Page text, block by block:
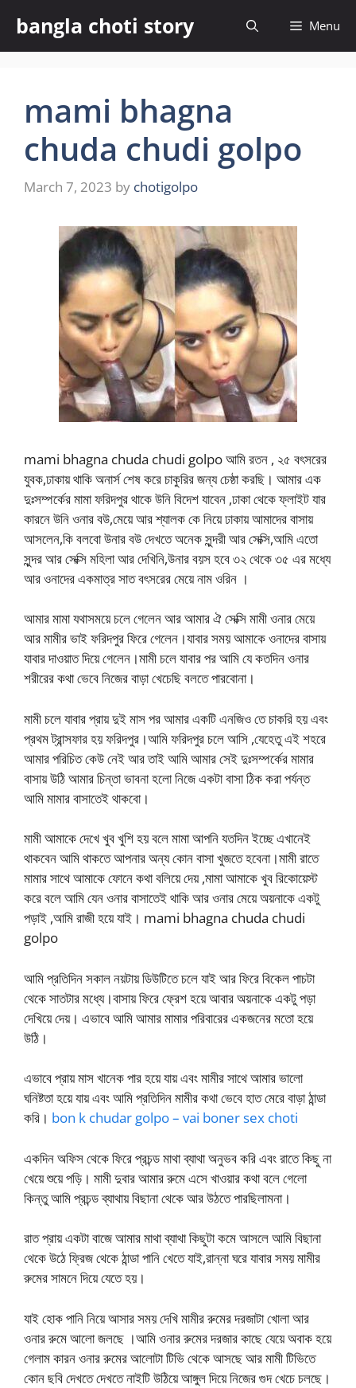
content
bangla choti story Menu
mami bhagna
chuda chudi golpo
March 7, 2023 by chotigolpo
mami bhagna chuda chudi golpo আমি রতন , ২৫ বৎসরের
যুবক,ঢাকায় থাকি অনার্স শেষ করে চাকুরির জন্য চেষ্ঠা করছি। আমার এক
দুঃসম্পর্কের মামা ফরিদপুর থাকে উনি বিদেশ যাবেন ,ঢাকা থেকে ফ্লাইট যার
কারনে উনি ওনার বউ,মেয়ে আর শ্যালক কে নিয়ে ঢাকায় আমাদের বাসায়
আসলেন,কি বলবো উনার বউ দেখতে অনেক সুন্দরী আর সেক্সি,আমি এতো
সুন্দর আর সেক্সি মহিলা আর দেখিনি,উনার বয়স হবে ৩২ থেকে ৩৫ এর মধ্যে
আর ওনাদের একমাত্র সাত বৎসরের মেয়ে নাম ওরিন ।
আমার মামা যথাসময়ে চলে গেলেন আর আমার ঐ সেক্সি মামী ওনার মেয়ে
আর মামীর ভাই ফরিদপুর ফিরে গেলেন।যাবার সময় আমাকে ওনাদের বাসায়
যাবার দাওয়াত দিয়ে গেলেন।মামী চলে যাবার পর আমি যে কতদিন ওনার
শরীরের কথা ভেবে নিজের বাড়া খেচেছি বলতে পারবোনা।
মামী চলে যাবার প্রায় দুই মাস পর আমার একটি এনজিও তে চাকরি হয় এবং
প্রথম ট্রান্সফার হয় ফরিদপুর।আমি ফরিদপুর চলে আসি ,যেহেতু এই শহরে
আমার পরিচিত কেউ নেই আর তাই আমি আমার সেই দুঃসম্পর্কের মামার
বাসায় উঠি আমার চিন্তা ভাবনা হলো নিজে একটা বাসা ঠিক করা পর্যন্ত
আমি মামার বাসাতেই থাকবো।
মামী আমাকে দেখে খুব খুশি হয় বলে মামা আপনি যতদিন ইচ্ছে এখানেই
থাকবেন আমি থাকতে আপনার অন্য কোন বাসা খুজতে হবেনা।মামী রাতে
মামার সাথে আমাকে ফোনে কথা বলিয়ে দেয় ,মামা আমাকে খুব রিকোয়েস্ট
করে বলে আমি যেন ওনার বাসাতেই থাকি আর ওনার মেয়ে অয়নাকে একটু
পড়াই ,আমি রাজী হয়ে যাই। mami bhagna chuda chudi
golpo
আমি প্রতিদিন সকাল নয়টায় ডিউটিতে চলে যাই আর ফিরে বিকেল পাচটা
থেকে সাতটার মধ্যে।বাসায় ফিরে ফ্রেশ হয়ে আবার অয়নাকে একটু পড়া
দেখিয়ে দেয়। এভাবে আমি আমার মামার পরিবারের একজনের মতো হয়ে
উঠি।
এভাবে প্রায় মাস খানেক পার হয়ে যায় এবং মামীর সাথে আমার ভালো
ঘনিষ্টতা হয়ে যায় এবং আমি প্রতিদিন মামীর কথা ভেবে হাত মেরে বাড়া ঠান্ডা
করি। bon k chudar golpo – vai boner sex choti
একদিন অফিস থেকে ফিরে প্রচন্ড মাথা ব্যাথা অনুভব করি এবং রাতে কিছু না
খেয়ে শুয়ে পড়ি। মামী দুবার আমার রুমে এসে খাওয়ার কথা বলে গেলো
কিন্তু আমি প্রচন্ড ব্যাথায় বিছানা থেকে আর উঠতে পারছিলামনা।
রাত প্রায় একটা বাজে আমার মাথা ব্যাথা কিছুটা কমে আসলে আমি বিছানা
থেকে উঠে ফ্রিজ থেকে ঠান্ডা পানি খেতে যাই,রান্না ঘরে যাবার সময় মামীর
রুমের সামনে দিয়ে যেতে হয়।
যাই হোক পানি নিয়ে আসার সময় দেখি মামীর রুমের দরজাটা খোলা আর
ওনার রুমে আলো জলছে ।আমি ওনার রুমের দরজার কাছে যেয়ে অবাক হয়ে
গেলাম কারন ওনার রুমের আলোটা টিভি থেকে আসছে আর মামী টিভিতে
কোন ছবি দেখতে দেখতে নাইটি উঠিয়ে আঙ্গুল দিয়ে নিজের গুদ খেচে চলছে।